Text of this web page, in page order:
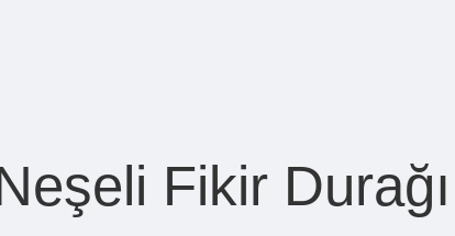
Fikir Durağı